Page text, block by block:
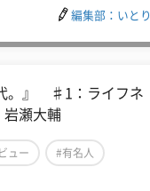
編集部：いとり
代。』 ♯1：ライフネ
瀬大輔
ュー #有名人